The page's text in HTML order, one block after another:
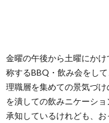
金曜の午後から土曜にか
称するBBQ・飲み会をし
理職層を集めての景気づ
を潰しての飲みニケーシ
承知しているけれども、